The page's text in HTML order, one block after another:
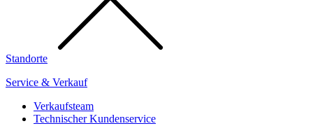
Standorte
Service & Verkauf
Verkaufsteam
Technischer Kundenservice